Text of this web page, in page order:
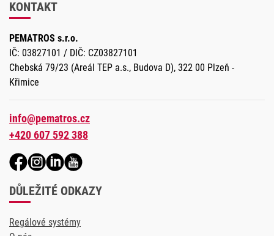
KONTAKT
PEMATROS s.r.o.
IČ: 03827101 / DIČ: CZ03827101
Chebská 79/23 (Areál TEP a.s., Budova D), 322 00 Plzeň -
Křimice
info@pematros.cz
+420 607 592 388
DŮLEŽITÉ ODKAZY
Regálové systémy